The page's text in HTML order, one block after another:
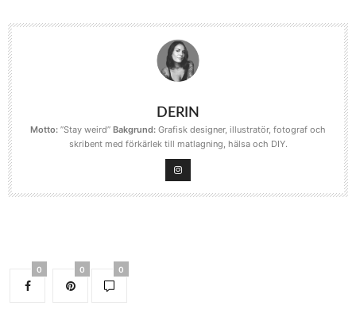
DERIN
Motto: ”Stay weird” Bakgrund: Grafisk designer, illustratör, fotograf och
skribent med förkärlek till matlagning, hälsa och DIY.
0 0 0